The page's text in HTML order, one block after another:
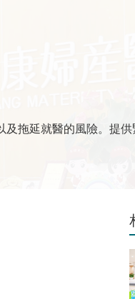
拖延就醫的風險。提供